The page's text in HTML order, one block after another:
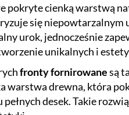
pokryte cienką warstwą
się
urok, jednocześnie
unikalnych i
fronty fornirowanesą
warstwa drewna, która
desek. Takie